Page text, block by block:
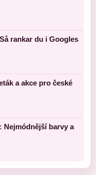
rankar du i Googles
a akce pro české
Nejmódnější barvy a